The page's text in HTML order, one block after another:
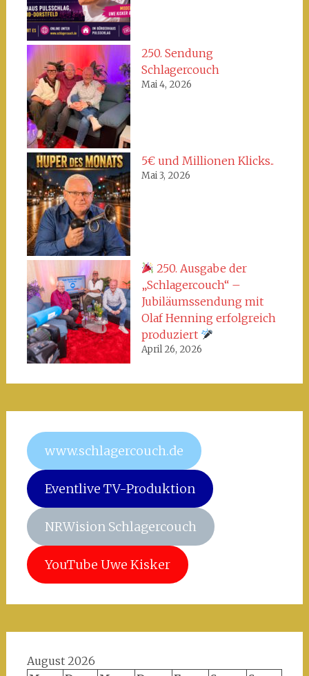
250. Sendung
Schlagercouch
Mai 4, 2026
5€ und Millionen Klicks..
Mai 3, 2026
250. Ausgabe der
„Schlagercouch“ –
Jubiläumssendung mit
Olaf Henning erfolgreich
produziert
April 26, 2026
www.schlagercouch.de
Eventlive TV-Produktion
NRWision Schlagercouch
YouTube Uwe Kisker
August 2026